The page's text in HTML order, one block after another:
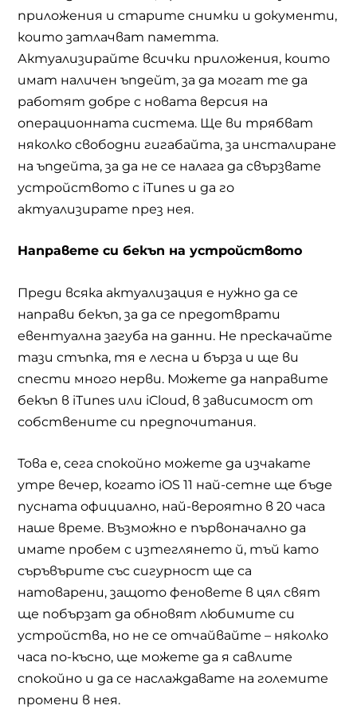
приложения и старите снимки и документи,
които затлачват паметта.
Актуализирайте всички приложения, които
имат наличен ъпдейт, за да могат те да
работят добре с новата версия на
операционната система. Ще ви трябват
няколко свободни гигабайта, за инсталиране
на ъпдейта, за да не се налага да свързвате
устройството с iTunes и да го
актуализирате през нея.
Направете си бекъп на устройството
Преди всяка актуализация е нужно да се
направи бекъп, за да се предотврати
евентуална загуба на данни. Не прескачайте
тази стъпка, тя е лесна и бърза и ще ви
спести много нерви. Можете да направите
бекъп в iTunes или iCloud, в зависимост от
собствените си предпочитания.
Това е, сега спокойно можете да изчакате
утре вечер, когато iOS 11 най-сетне ще бъде
пусната официално, най-вероятно в 20 часа
наше време. Възможно е първоначално да
имате пробем с изтеглянето й, тъй като
съръвърите със сигурност ще са
натоварени, защото феновете в цял свят
ще побързат да обновят любимите си
устройства, но не се отчайвайте – няколко
часа по-късно, ще можете да я савлите
спокойно и да се наслаждавате на големите
промени в нея.